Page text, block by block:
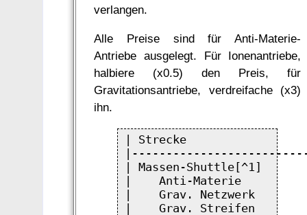
verlangen.
Alle Preise sind für Anti-Materie-
Antriebe ausgelegt. Für Ionenantriebe,
halbiere (x0.5) den Preis, für
Gravitationsantriebe, verdreifache (x3)
ihn.
| Strecke
| Massen-Shuttle[^1]
|    Anti-Materie
|    Grav. Netzwerk
|    Grav. Streifen